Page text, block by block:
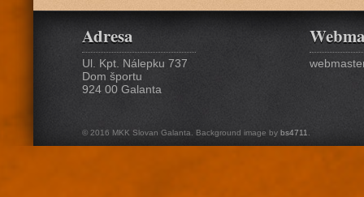
Adresa
Ul. Kpt. Nálepku 737
Dom športu
924 00 Galanta
© 2016 MKK Slovan Galanta. Background image by bs4711